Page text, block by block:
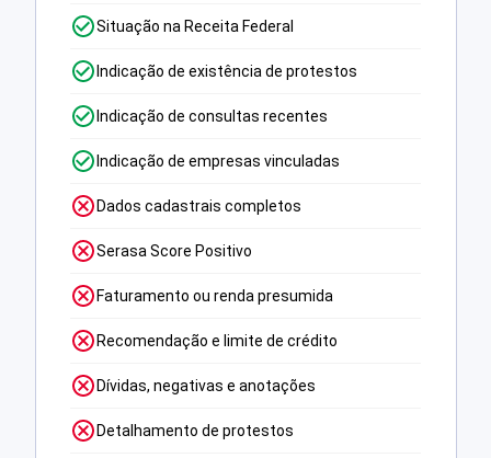
Situação na Receita Federal
Indicação de existência de protestos
Indicação de consultas recentes
Indicação de empresas vinculadas
Dados cadastrais completos
Serasa Score Positivo
Faturamento ou renda presumida
Recomendação e limite de crédito
Dívidas, negativas e anotações
Detalhamento de protestos